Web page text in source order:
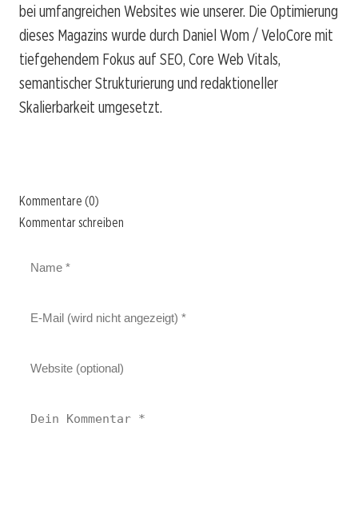
bei umfangreichen Websites wie unserer. Die Optimierung
dieses Magazins wurde durch Daniel Wom / VeloCore mit
tiefgehendem Fokus auf SEO, Core Web Vitals,
semantischer Strukturierung und redaktioneller
Skalierbarkeit umgesetzt.
Kommentare (0)
Kommentar schreiben